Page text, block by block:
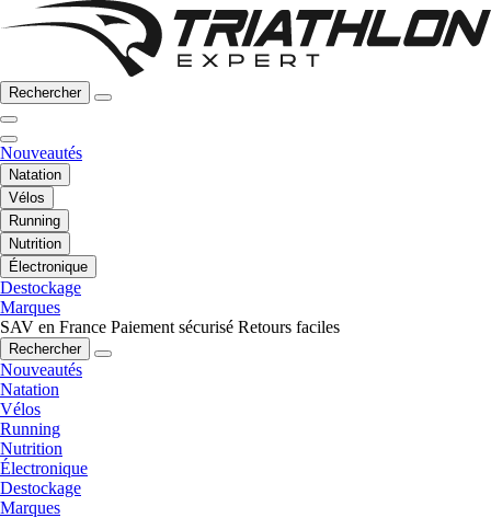
Rechercher
Nouveautés
Natation
Vélos
Running
Nutrition
Électronique
Destockage
Marques
SAV en France Paiement sécurisé Retours faciles
Rechercher
Nouveautés
Natation
Vélos
Running
Nutrition
Électronique
Destockage
Marques